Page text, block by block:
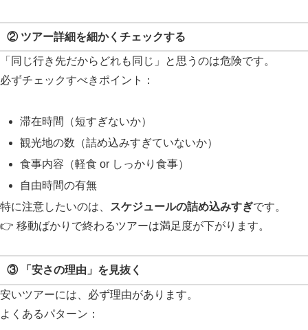
② ツアー詳細を細かくチェックする
「同じ行き先だからどれも同じ」と思うのは危険です。
必ずチェックすべきポイント：
滞在時間（短すぎないか）
観光地の数（詰め込みすぎていないか）
食事内容（軽食 or しっかり食事）
自由時間の有無
特に注意したいのは、
スケジュールの詰め込みすぎです。
👉 移動ばかりで終わるツアーは満足度が下がります。
③ 「安さの理由」を見抜く
安いツアーには、必ず理由があります。
よくあるパターン：